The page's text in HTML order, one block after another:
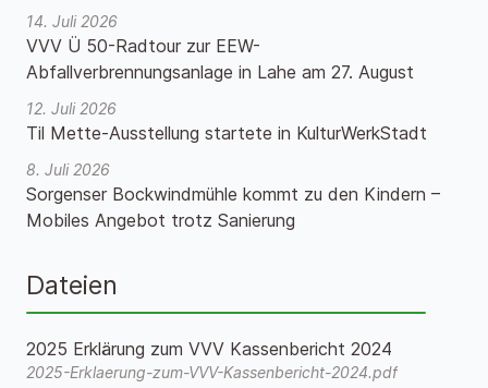
14. Juli 2026
VVV Ü 50-Radtour zur EEW-
Abfallverbrennungsanlage in Lahe am 27. August
12. Juli 2026
Til Mette-Ausstellung startete in KulturWerkStadt
8. Juli 2026
Sorgenser Bockwindmühle kommt zu den Kindern –
Mobiles Angebot trotz Sanierung
Dateien
2025 Erklärung zum VVV Kassenbericht 2024
2025-Erklaerung-zum-VVV-Kassenbericht-2024.pdf